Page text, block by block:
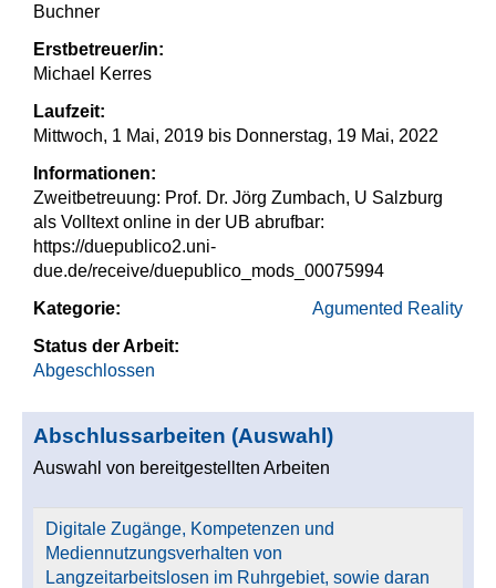
Buchner
Erstbetreuer/in:
Michael Kerres
Laufzeit:
Mittwoch, 1 Mai, 2019 bis Donnerstag, 19 Mai, 2022
Informationen:
Zweitbetreuung: Prof. Dr. Jörg Zumbach, U Salzburg
als Volltext online in der UB abrufbar:
https://duepublico2.uni-
due.de/receive/duepublico_mods_00075994
Kategorie:
Agumented Reality
Status der Arbeit:
Abgeschlossen
Abschlussarbeiten (Auswahl)
Auswahl von bereitgestellten Arbeiten
Digitale Zugänge, Kompetenzen und
Mediennutzungsverhalten von
Langzeitarbeitslosen im Ruhrgebiet, sowie daran